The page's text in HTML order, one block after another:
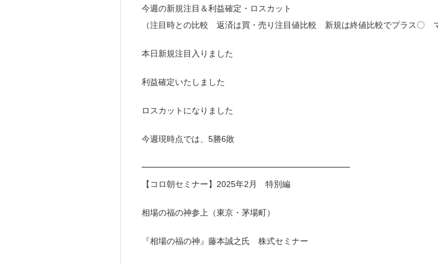
今週の新規注目＆利益確定・ロスカット
（注目時との比較 返済は買・売り注目値比較 新規は終値比較でプラス〇
本日新規注目入りました
利益確定いたしました
ロスカットになりました
今週現時点では、5勝6敗
━━━━━━━━━━━━━━━━━━━━━━━━━
【コロ朝セミナー】2025年2月 特別編
相場の福の神参上（東京・茅場町）
『相場の福の神』藤本誠之氏 株式セミナー